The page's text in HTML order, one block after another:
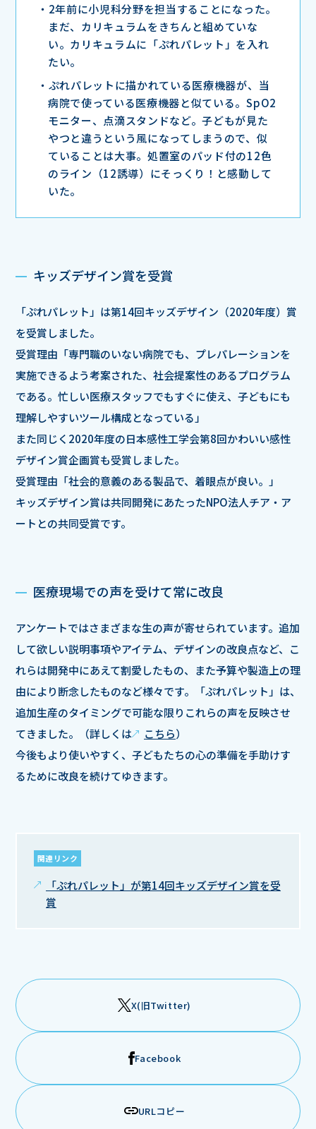
2年前に小児科分野を担当することになった。
まだ、カリキュラムをきちんと組めていな
い。カリキュラムに「ぷれパレット」を入れ
たい。
ぷれパレットに描かれている医療機器が、当
病院で使っている医療機器と似ている。SpO2
モニター、点滴スタンドなど。子どもが見た
やつと違うという風になってしまうので、似
ていることは大事。処置室のパッド付の12色
のライン（12誘導）にそっくり！と感動して
いた。
キッズデザイン賞を受賞
「ぷれパレット」は第14回キッズデザイン（2020年度）賞
を受賞しました。
受賞理由「専門職のいない病院でも、プレパレーションを
実施できるよう考案された、社会提案性のあるプログラム
である。忙しい医療スタッフでもすぐに使え、子どもにも
理解しやすいツール構成となっている」
また同じく2020年度の日本感性工学会第8回かわいい感性
デザイン賞企画賞も受賞しました。
受賞理由「社会的意義のある製品で、着眼点が良い。」
キッズデザイン賞は共同開発にあたったNPO法人チア・ア
ートとの共同受賞です。
医療現場での声を受けて常に改良
アンケートではさまざまな生の声が寄せられています。追加
して欲しい説明事項やアイテム、デザインの改良点など、こ
れらは開発中にあえて割愛したもの、また予算や製造上の理
由により断念したものなど様々です。「ぷれパレット」は、
追加生産のタイミングで可能な限りこれらの声を反映させ
てきました。（詳しくは
こちら）
今後もより使いやすく、子どもたちの心の準備を手助けす
るために改良を続けてゆきます。
関連リンク
「ぷれパレット」が第14回キッズデザイン賞を受
賞
X(旧Twitter)
Facebook
URLコピー